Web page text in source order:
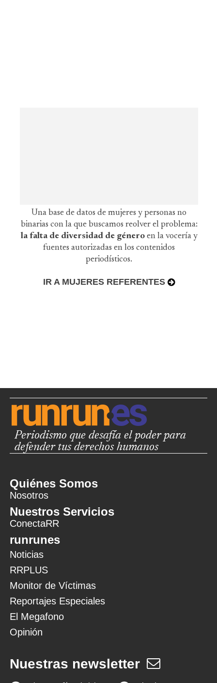
Una base de datos de mujeres y personas no
binarias con la que buscamos reolver el problema:
la falta de diversidad de género en la vocería y
fuentes autorizadas en los contenidos
periodísticos.
IR A MUJERES REFERENTES
Periodismo que desafía el poder para
defender tus derechos humanos
Quiénes Somos
Nosotros
Nuestros Servicios
ConectaRR
runrunes
Noticias
RRPLUS
Monitor de Víctimas
Reportajes Especiales
El Megafono
Opinión
Nuestras newsletter